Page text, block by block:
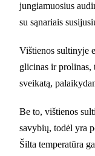
jungiamuosius
su sąnariais
Vištienos sultinyje
glicinas ir prolinas,
sveikatą,
Be to, vištienos
savybių, todėl yra
Šilta temperatūra